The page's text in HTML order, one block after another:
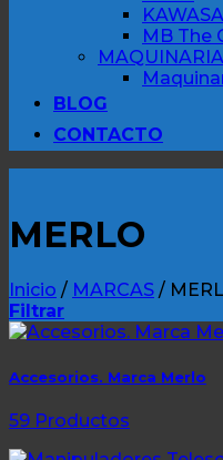
MB The
BLOG
CONTACTO
MERLO
Inicio / MARCAS /
Filtrar
Accesorios. Marca Merlo
59 Productos